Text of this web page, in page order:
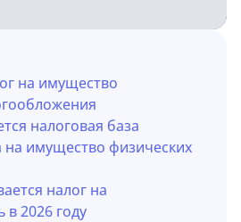
на имущество
налоговая база
на имущество физических
налог на
2026 году